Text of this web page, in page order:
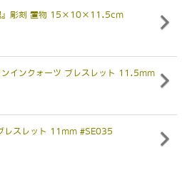
』彫刻 置物 15×10×11.5cm
ンインクォーツ ブレスレット 11.5mm
レスレット 11mm #SE035